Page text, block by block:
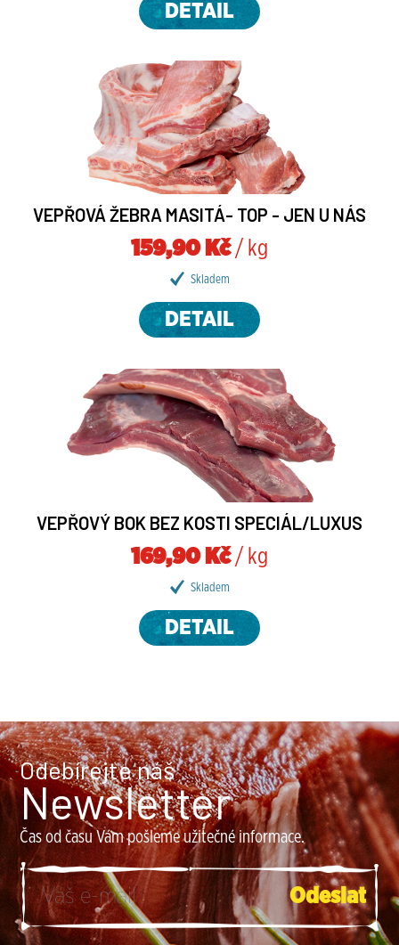
DETAIL
VEPŘOVÁ ŽEBRA MASITÁ- TOP - JEN U NÁS
159,90 Kč/ kg
Skladem
DETAIL
VEPŘOVÝ BOK BEZ KOSTI SPECIÁL/LUXUS
169,90 Kč/ kg
Skladem
DETAIL
Odebírejte náš
Newsletter
Čas od času Vám pošleme užitečné informace.